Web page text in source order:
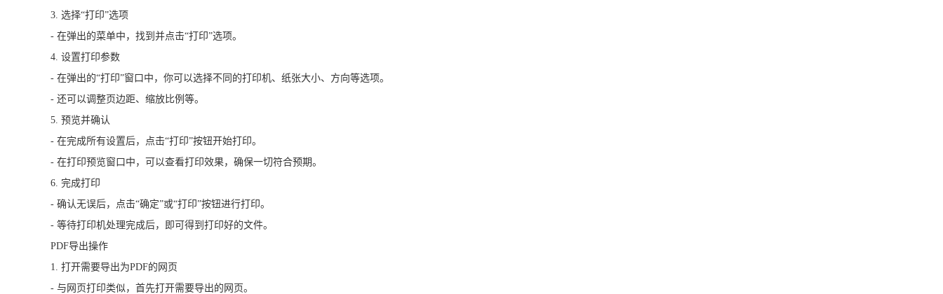
3. 选择“打印”选项
- 在弹出的菜单中，找到并点击“打印”选项。
4. 设置打印参数
- 在弹出的“打印”窗口中，你可以选择不同的打印机、纸张大小、方向等选项。
- 还可以调整页边距、缩放比例等。
5. 预览并确认
- 在完成所有设置后，点击“打印”按钮开始打印。
- 在打印预览窗口中，可以查看打印效果，确保一切符合预期。
6. 完成打印
- 确认无误后，点击“确定”或“打印”按钮进行打印。
- 等待打印机处理完成后，即可得到打印好的文件。
PDF导出操作
1. 打开需要导出为PDF的网页
- 与网页打印类似，首先打开需要导出的网页。